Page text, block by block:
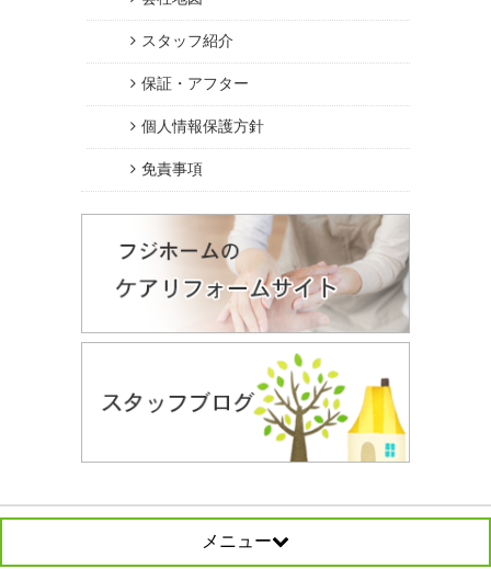
スタッフ紹介
保証・アフター
個人情報保護方針
免責事項
メニュー